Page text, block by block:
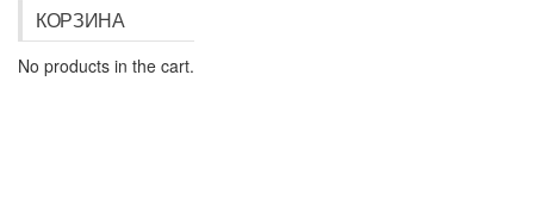
КОРЗИНА
No products in the cart.